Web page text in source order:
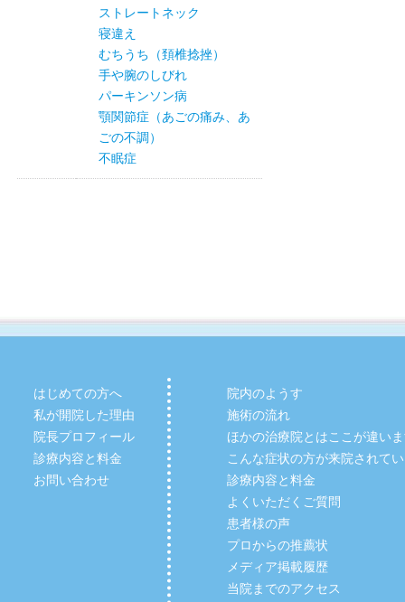
ストレートネック
寝違え
むちうち（頚椎捻挫）
手や腕のしびれ
パーキンソン病
顎関節症（あごの痛み、あ
ごの不調）
不眠症
はじめての方へ
私が開院した理由
院長プロフィール
診療内容と料金
お問い合わせ
院内のようす
施術の流れ
ほかの治療院とはここが違い
こんな症状の方が来院されて
診療内容と料金
よくいただくご質問
患者様の声
プロからの推薦状
メディア掲載履歴
当院までのアクセス